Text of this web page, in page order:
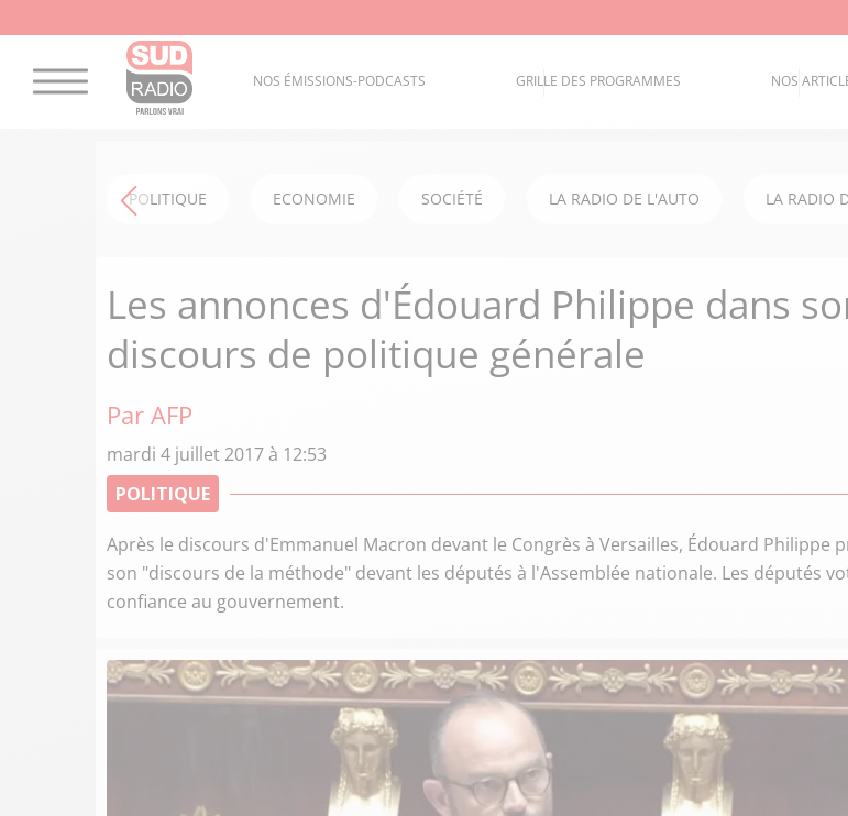
NOS ÉMISSIONS-PODCASTS GRILLE DES PROGRAMMES NOS
POLITIQUE ECONOMIE SOCIÉTÉ LA RADIO DE L'AUTO LA RADIO
Les annonces d'Édouard Philippe dans
discours de politique générale
Par AFP
mardi 4 juillet 2017 à 12:53
POLITIQUE
Après le discours d'Emmanuel Macron devant le Congrès à Versailles, Édouard Philippe
son "discours de la méthode" devant les députés à l'Assemblée nationale. Les députés
confiance au gouvernement.